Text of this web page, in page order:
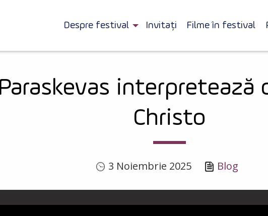
Despre festival Invitați Filme în festival
Christo
3 Noiembrie 2025 Blog